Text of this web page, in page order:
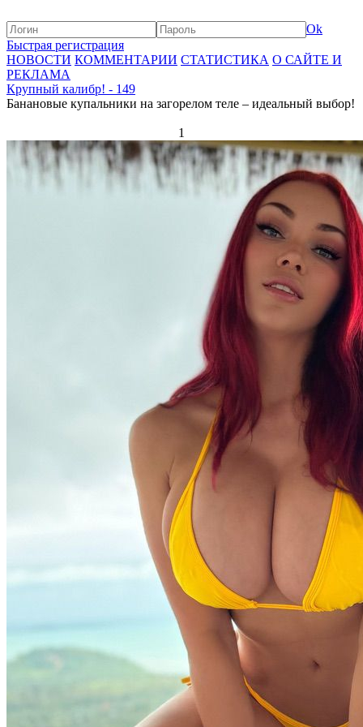
Ok
Быстрая регистрация
НОВОСТИ КОММЕНТАРИИ СТАТИСТИКА О САЙТЕ И
РЕКЛАМА
Крупный калибр! - 149
Банановые купальники на загорелом теле – идеальный выбор!
1